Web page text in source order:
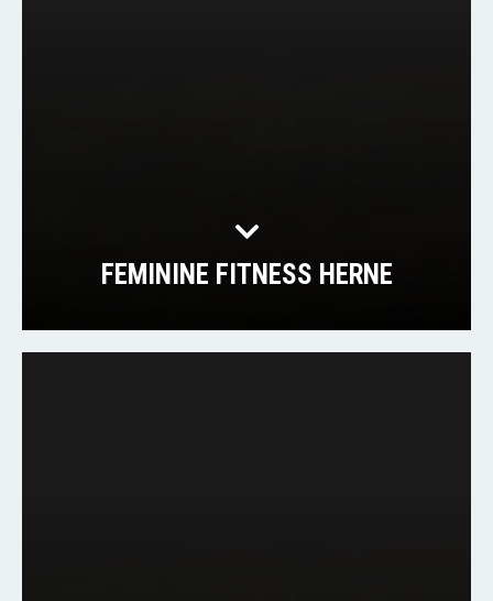
FEMININE FITNESS HERNE